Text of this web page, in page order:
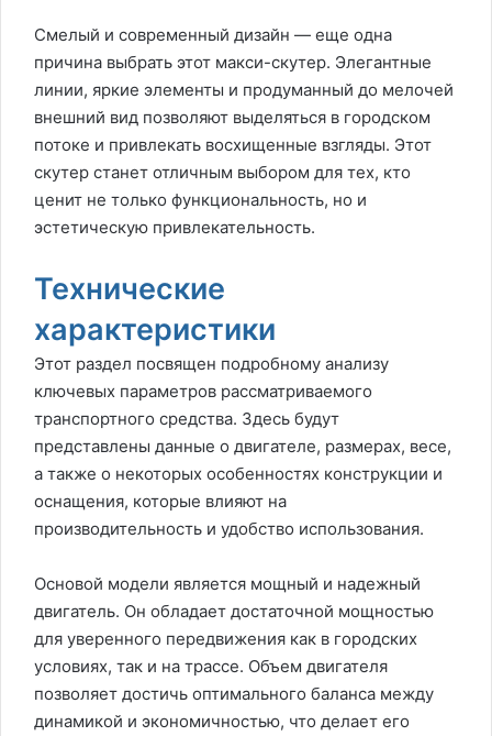
Смелый и современный дизайн — еще одна
причина выбрать этот макси-скутер. Элегантные
линии, яркие элементы и продуманный до мелочей
внешний вид позволяют выделяться в городском
потоке и привлекать восхищенные взгляды. Этот
скутер станет отличным выбором для тех, кто
ценит не только функциональность, но и
эстетическую привлекательность.
Технические
характеристики
Этот раздел посвящен подробному анализу
ключевых параметров рассматриваемого
транспортного средства. Здесь будут
представлены данные о двигателе, размерах, весе,
а также о некоторых особенностях конструкции и
оснащения, которые влияют на
производительность и удобство использования.
Основой модели является мощный и надежный
двигатель. Он обладает достаточной мощностью
для уверенного передвижения как в городских
условиях, так и на трассе. Объем двигателя
позволяет достичь оптимального баланса между
динамикой и экономичностью, что делает его